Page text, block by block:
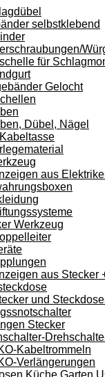
selbstklebend
für
Gelocht
Dübel, Nägel
aus
Werkzeug
aus Stecker
und
Stecker
Kabeltrommeln
Verlängerungen
Küche Garten